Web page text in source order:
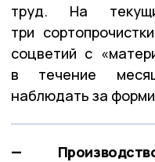
труд. На
три
соцветий с
в течение
наблюдать за
—